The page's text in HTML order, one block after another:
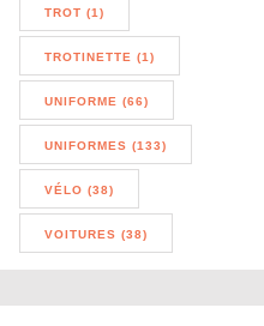
TROT (1)
TROTINETTE (1)
UNIFORME (66)
UNIFORMES (133)
VÉLO (38)
VOITURES (38)